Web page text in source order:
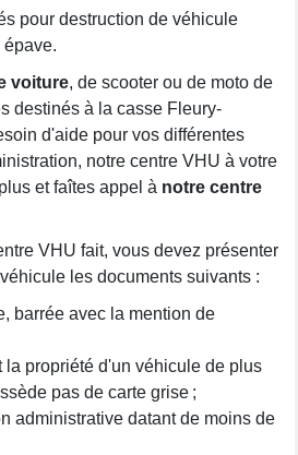
pour destruction de véhicule
voiture, de scooter ou de moto de
destinés à la casse Fleury-
d'aide pour vos différentes
notre centre VHU à votre
et faîtes appel à notre centre
VHU fait, vous devez présenter
les documents suivants :
barrée avec la mention de
la propriété d'un véhicule de plus
pas de carte grise ;
administrative datant de moins de